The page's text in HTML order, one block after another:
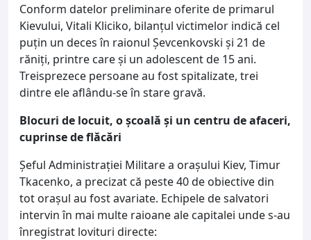
Conform datelor preliminare oferite de primarul
Kievului, Vitali Kliciko, bilanțul victimelor indică cel
puțin un deces în raionul Șevcenkovski și 21 de
răniți, printre care și un adolescent de 15 ani.
Treisprezece persoane au fost spitalizate, trei
dintre ele aflându-se în stare gravă.
Blocuri de locuit, o școală și un centru de afaceri,
cuprinse de flăcări
Șeful Administrației Militare a orașului Kiev, Timur
Tkacenko, a precizat că peste 40 de obiective din
tot orașul au fost avariate. Echipele de salvatori
intervin în mai multe raioane ale capitalei unde s-au
înregistrat lovituri directe: